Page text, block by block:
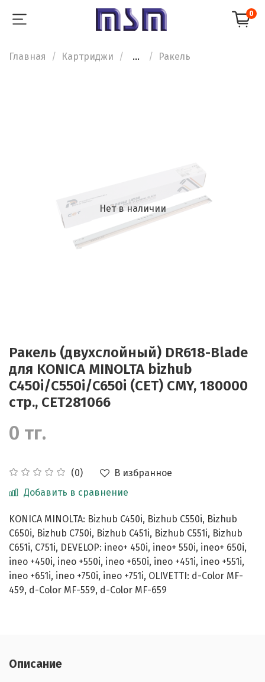
0
Главная Картриджи ... Ракель
Нет в наличии
Ракель (двухслойный) DR618-Blade
для KONICA MINOLTA bizhub
C450i/C550i/C650i (CET) CMY, 180000
стр., CET281066
(0)
В избранное
Добавить в сравнение
0 тг.
KONICA MINOLTA: Bizhub C450i, Bizhub C550i, Bizhub
C650i, Bizhub C750i, Bizhub C451i, Bizhub C551i, Bizhub
C651i, C751i, DEVELOP: ineo+ 450i, ineo+ 550i, ineo+ 650i,
ineo +450i, ineo +550i, ineo +650i, ineo +451i, ineo +551i,
ineo +651i, ineo +750i, ineo +751i, OLIVETTI: d-Color MF-
459, d-Color MF-559, d-Color MF-659
Описание